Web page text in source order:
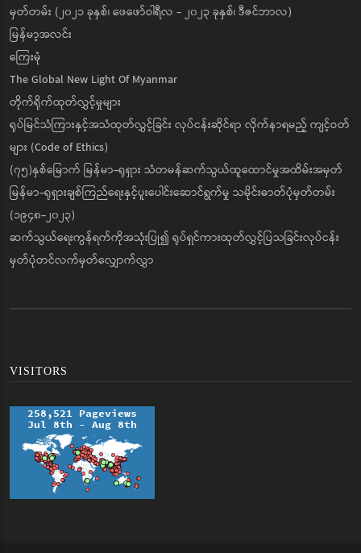
မှတ်တမ်း (၂၀၂၁ ခုနှစ်၊ ဖေဖော်ဝါရီလ - ၂၀၂၃ ခုနှစ်၊ ဒီဇင်ဘာလ)
မြန်မာ့အလင်း
ကြေးမုံ
The Global New Light Of Myanmar
တိုက်ရိုက်ထုတ်လွှင့်မှုများ
ရုပ်မြင်သံကြားနှင့်အသံထုတ်လွှင့်ခြင်း လုပ်ငန်းဆိုင်ရာ လိုက်နာရမည့် ကျင့်ဝတ်
များ (Code of Ethics)
(၇၅)နှစ်မြောက် မြန်မာ-ရုရှား သံတမန်ဆက်သွယ်ထူထောင်မှုအထိမ်းအမှတ်
မြန်မာ-ရုရှားချစ်ကြည်ရေးနှင့်ပူးပေါင်းဆောင်ရွက်မှု သမိုင်းဓာတ်ပုံမှတ်တမ်း
(၁၉၄၈-၂၀၂၃)
ဆက်သွယ်ရေးကွန်ရက်ကိုအသုံးပြု၍ ရုပ်ရှင်ကားထုတ်လွှင့်ပြသခြင်းလုပ်ငန်း
မှတ်ပုံတင်လက်မှတ်လျှောက်လွှာ
VISITORS